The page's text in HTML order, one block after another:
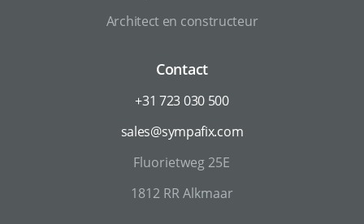
Architect en constructeur
Contact
+31 723 030 500
sales@sympafix.com
Fluorietweg 25E
1812 RR Alkmaar